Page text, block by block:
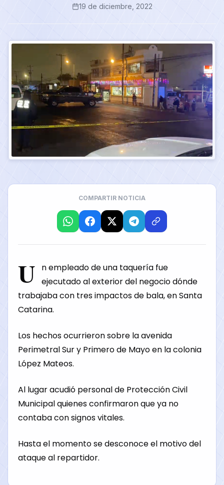
19 de diciembre, 2022
COMPARTIR NOTICIA
U
n empleado de una taquería fue
ejecutado al exterior del negocio dónde
trabajaba con tres impactos de bala, en Santa
Catarina.
Los hechos ocurrieron sobre la avenida
Perimetral Sur y Primero de Mayo en la colonia
López Mateos.
Al lugar acudió personal de Protección Civil
Municipal quienes confirmaron que ya no
contaba con signos vitales.
Hasta el momento se desconoce el motivo del
ataque al repartidor.